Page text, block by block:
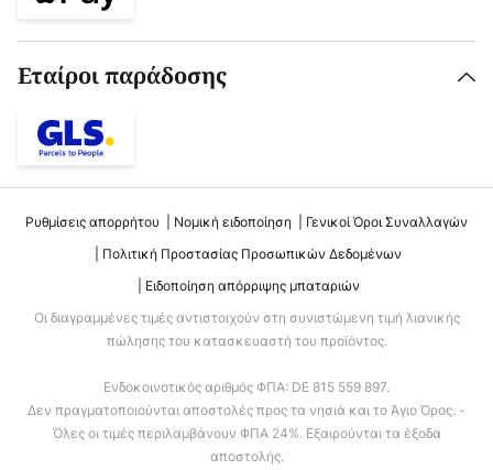
Εταίροι παράδοσης
Ρυθμίσεις απορρήτου Νομική ειδοποίηση
Γενικοί Όροι Συναλλαγών
Πολιτική Προστασίας Προσωπικών Δεδομένων
Ειδοποίηση απόρριψης μπαταριών
Οι διαγραμμένες τιμές αντιστοιχούν στη συνιστώμενη τιμή λιανικής
πώλησης του κατασκευαστή του προϊόντος.
Ενδοκοινοτικός αριθμός ΦΠΑ: DE 815 559 897.
Δεν πραγματοποιούνται αποστολές προς τα νησιά και το Άγιο Όρος. -
Όλες οι τιμές περιλαμβάνουν ΦΠΑ 24%. Εξαιρούνται τα έξοδα
αποστολής.